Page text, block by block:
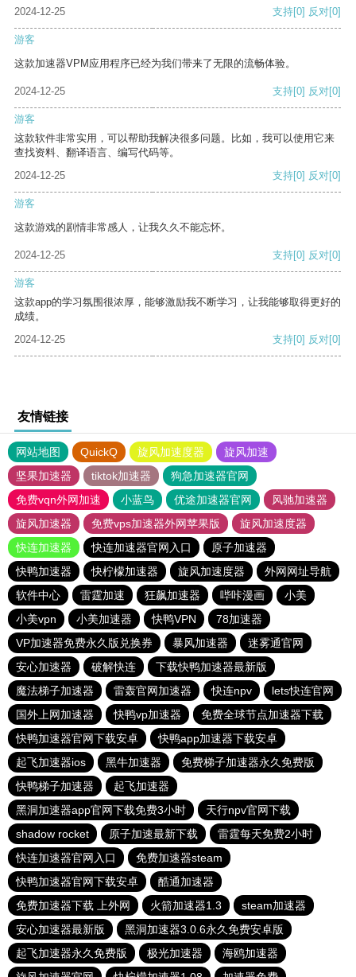
2024-12-25 支持[0] 反对[0]
游客
这款加速器VPM应用程序已经为我们带来了无限的流畅体验。
2024-12-25 支持[0] 反对[0]
游客
这款软件非常实用，可以帮助我解决很多问题。比如，我可以使用它来
查找资料、翻译语言、编写代码等。
2024-12-25
支持[0] 反对[0]
游客
这款游戏的剧情非常感人，让我久久不能忘怀。
2024-12-25 支持[0] 反对[0]
游客
这款app的学习氛围很浓厚，能够激励我不断学习，让我能够取得更好的
成绩。
2024-12-25
支持[0] 反对[0]
友情链接
网站地图 QuickQ 旋风加速度器
旋风加速
坚果加速器
tiktok加速器
狗急加速器官网
免费vqn外网加速
小蓝鸟 优途加速器官网
风驰加速器
旋风加速器
免费vps加速器外网苹果版
旋风加速度器
快连加速器
快连加速器官网入口
原子加速器
快鸭加速器
快柠檬加速器 旋风加速度器
外网网址导航
软件中心
雷霆加速 狂飙加速器 哔咔漫画
小美
小美vpn
小美加速器 快鸭VPN
78加速器
VP加速器免费永久版兑换券
暴风加速器
迷雾通官网
安心加速器
破解快连
下载快鸭加速器最新版
魔法梯子加速器
雷轰官网加速器 快连npv
lets快连官网
国外上网加速器
快鸭vp加速器
免费全球节点加速器下载
快鸭加速器官网下载安卓
快鸭app加速器下载安卓
起飞加速器ios
黑牛加速器
免费梯子加速器永久免费版
快鸭梯子加速器
起飞加速器
黑洞加速器app官网下载免费3小时
天行npv官网下载
shadow rocket
原子加速最新下载
雷霆每天免费2小时
快连加速器官网入口
免费加速器steam
快鸭加速器官网下载安卓
酷通加速器
免费加速器下载 上外网
火箭加速器1.3
steam加速器
安心加速器最新版
黑洞加速器3.0.6永久免费安卓版
起飞加速器永久免费版
极光加速器
海鸥加速器